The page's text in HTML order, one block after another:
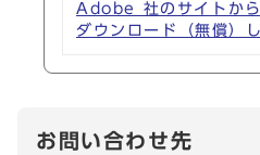
Adobe 社のサイトか
ダウンロード（無償）
お問い合わせ先